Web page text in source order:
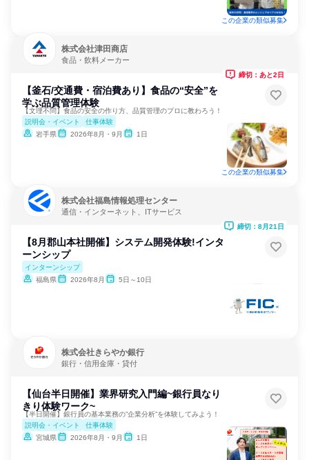
この企業の類似募集
株式会社津田商店
食品・飲料メーカー
【釜石/交通費・宿泊費あり】食品の“安全”を
学ぶ品質管理体験
【文理不問】食品の安全の作り方、品質管理のプロに教わろう！
説明会・イベント
仕事体験
岩手県
2026年8月・9月 1日
締切：あと2日
この企業の類似募集
株式会社福島情報処理センター
通信・インターネット、ITサービス
【8月郡山本社開催】システム開発体験!インタ
ーンシップ
インターンシップ
福島県
2026年8月 5日～10日
締切：8月21日
株式会社きらやか銀行
銀行・信用金庫・貸付
【仙台半日開催】業界研究入門編~銀行員なり
きり体験ワーク~
【半日開催】銀行員の基本業務の”企業分析”を体験してみよう！
説明会・イベント
仕事体験
宮城県
2026年8月・9月 1日